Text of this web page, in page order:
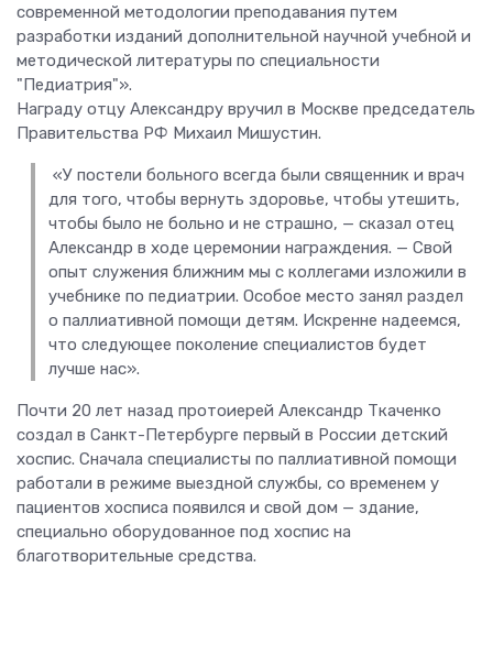
современной методологии преподавания путем
разработки изданий дополнительной научной учебной и
методической литературы по специальности
"Педиатрия"».
Награду отцу Александру вручил в Москве председатель
Правительства РФ Михаил Мишустин.
«У постели больного всегда были священник и врач
для того, чтобы вернуть здоровье, чтобы утешить,
чтобы было не больно и не страшно, — сказал отец
Александр в ходе церемонии награждения. — Свой
опыт служения ближним мы с коллегами изложили в
учебнике по педиатрии. Особое место занял раздел
о паллиативной помощи детям. Искренне надеемся,
что следующее поколение специалистов будет
лучше нас».
Почти 20 лет назад протоиерей Александр Ткаченко
создал в Санкт-Петербурге первый в России детский
хоспис. Сначала специалисты по паллиативной помощи
работали в режиме выездной службы, со временем у
пациентов хосписа появился и свой дом — здание,
специально оборудованное под хоспис на
благотворительные средства.